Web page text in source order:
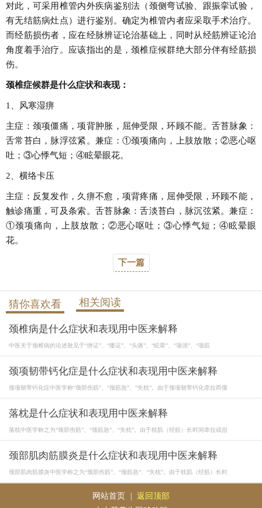
对此，可采用椎管内外疾病鉴别法（颈侧弯试验、跟振挛试验，
有无结筋病灶点）进行鉴别。确定为椎管内者应采取手术治疗。
而经筋损伤者，应在经脉辨证论治基础上，同时从经筋辨证论治
角度着手治疗。应该指出的是，颈椎症候群绝大部分伴有经筋损
伤。
颈椎症候群是什么症状和表现：
1、风寒湿痹
主症：颈项僵痛，项背肿胀，屈伸受限，环顾不能。舌苔脉象：
舌常苔白，脉浮弦紧。兼症：①颈项痛向，上肢放散；②恶心呕
吐；③心悸气短；④眩晕眼花。
2、横络卡压
主症：反复发作，久痹不愈，项背疼痛，屈伸受限，环顾不能，
触诊痛重，可及条索。舌苔脉象：舌淡苔白，脉沉弦紧。兼症：
①颈项痛向，上肢放散；②恶心呕吐；③心悸气短；④眩晕眼
花。
下一篇
猜你喜欢看 相关阅读
颈椎病是什么症状和表现用中医来解释
中医关于颈椎病的论述散见于“痹证”、“痿证”、“头痛”、“眩晕”、“项强”、“项筋
颈项韧带钙化症是什么症状和表现用中医来解释
颈项韧带钙化症中医学称“颈部伤筋”、“颈筋急”、“失枕”。由于颈项韧带钙化牵拉而僵
落枕是什么症状和表现用中医来解释
落枕中医学称之为“颈部伤筋”、“颈筋急”、“失枕”。由于枕肌（经筋）长时间牵拉或扭
颈部肌肉筋膜炎是什么症状和表现用中医来解释
颈部肌肉筋膜炎中医学称之为“颈部伤筋”、“颈筋急”、“失枕”。由于枕肌（经筋）长时
网站首页
返回顶部